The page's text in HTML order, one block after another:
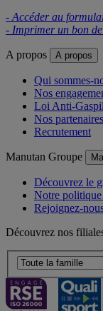
- Accéder au
- Imprimer un bon
A propos A propos
Qui sommes-
Nos
Loi Anti-
Nos partenaires
Recrutement
Manutan Groupe
Découvrez le
Notre
Rejoignez-
Découvrez nos